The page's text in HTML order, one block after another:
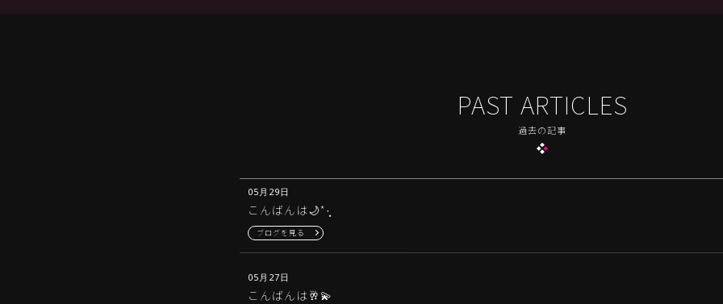
PAST ARTICLES
過去の記事
05月29日
こんばんは‪🌙*·̩͙‬
ブログを見る
05月27日
こんばんは🥂💫